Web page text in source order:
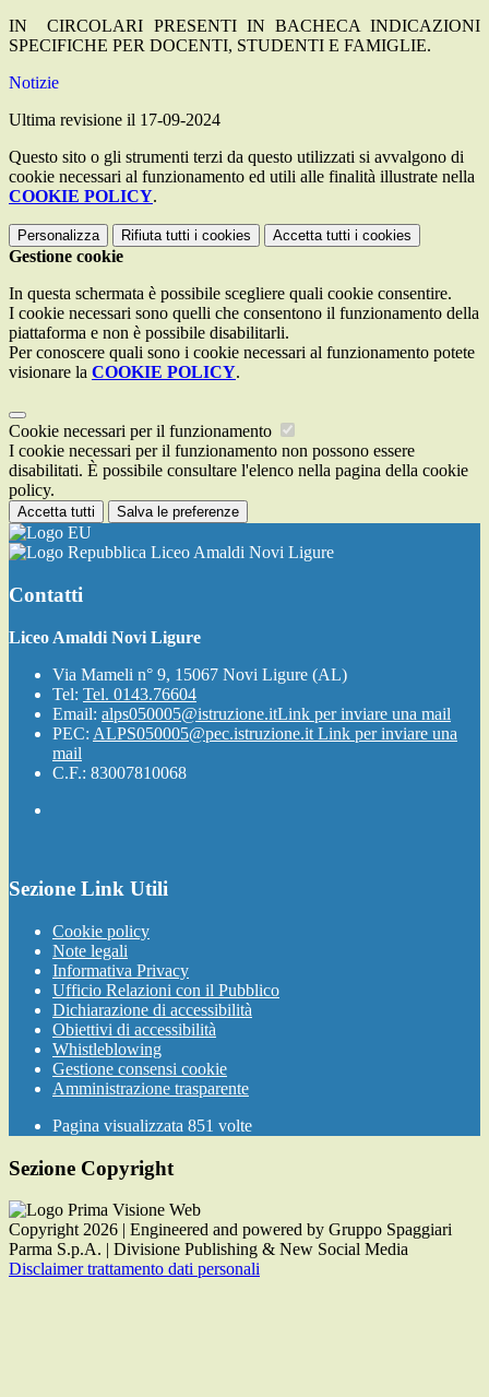
IN CIRCOLARI PRESENTI IN BACHECA INDICAZIONI
SPECIFICHE PER DOCENTI, STUDENTI E FAMIGLIE.
Notizie
Ultima revisione il 17-09-2024
Questo sito o gli strumenti terzi da questo utilizzati si avvalgono di
cookie necessari al funzionamento ed utili alle finalità illustrate nella
COOKIE POLICY.
Personalizza Rifiuta tutti i cookies Accetta tutti i cookies
Gestione cookie
In questa schermata è possibile scegliere quali cookie consentire.
I cookie necessari sono quelli che consentono il funzionamento della
piattaforma e non è possibile disabilitarli.
Per conoscere quali sono i cookie necessari al funzionamento potete
visionare la COOKIE POLICY.
Cookie necessari per il funzionamento
I cookie necessari per il funzionamento non possono essere
disabilitati. È possibile consultare l'elenco nella pagina della cookie
policy.
Accetta tutti Salva le preferenze
Liceo Amaldi Novi Ligure
Contatti
Liceo Amaldi Novi Ligure
Via Mameli n° 9, 15067 Novi Ligure (AL)
Tel: Tel. 0143.76604
Email: alps050005@istruzione.itLink per inviare una mail
PEC: ALPS050005@pec.istruzione.it Link per inviare una
mail
C.F.: 83007810068
Sezione Link Utili
Cookie policy
Note legali
Informativa Privacy
Ufficio Relazioni con il Pubblico
Dichiarazione di accessibilità
Obiettivi di accessibilità
Whistleblowing
Gestione consensi cookie
Amministrazione trasparente
Pagina visualizzata 851 volte
Sezione Copyright
Copyright 2026 | Engineered and powered by Gruppo Spaggiari
Parma S.p.A. | Divisione Publishing & New Social Media
Disclaimer trattamento dati personali